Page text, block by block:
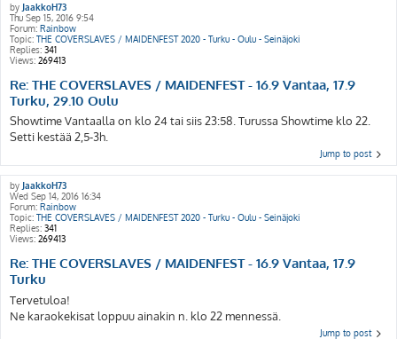
by JaakkoH73
Thu Sep 15, 2016 9:54
Forum: Rainbow
Topic: THE COVERSLAVES / MAIDENFEST 2020 - Turku - Oulu - Seinäjoki
Replies: 341
Views: 269413
Re: THE COVERSLAVES / MAIDENFEST - 16.9 Vantaa, 17.9
Turku, 29.10 Oulu
Showtime Vantaalla on klo 24 tai siis 23:58. Turussa Showtime klo 22.
Setti kestää 2,5-3h.
Jump to post
by JaakkoH73
Wed Sep 14, 2016 16:34
Forum: Rainbow
Topic: THE COVERSLAVES / MAIDENFEST 2020 - Turku - Oulu - Seinäjoki
Replies: 341
Views: 269413
Re: THE COVERSLAVES / MAIDENFEST - 16.9 Vantaa, 17.9
Turku
Tervetuloa!
Ne karaokekisat loppuu ainakin n. klo 22 mennessä.
Jump to post